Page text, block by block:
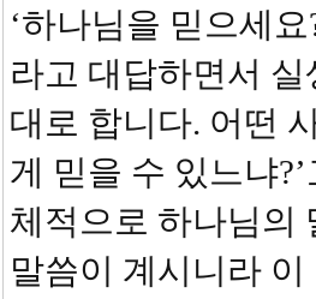
‘하나님을 믿으세
라고 대답하면서
대로 합니다. 어떤
게 믿을 수 있느냐
체적으로 하나님의
말씀이 계시니라